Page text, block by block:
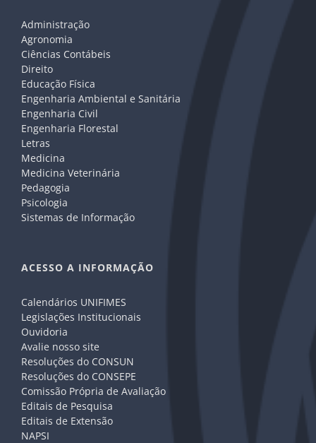
Administração
Agronomia
Ciências Contábeis
Direito
Educação Física
Engenharia Ambiental e Sanitária
Engenharia Civil
Engenharia Florestal
Letras
Medicina
Medicina Veterinária
Pedagogia
Psicologia
Sistemas de Informação
ACESSO A INFORMAÇÃO
Calendários UNIFIMES
Legislações Institucionais
Ouvidoria
Avalie nosso site
Resoluções do CONSUN
Resoluções do CONSEPE
Comissão Própria de Avaliação
Editais de Pesquisa
Editais de Extensão
NAPSI